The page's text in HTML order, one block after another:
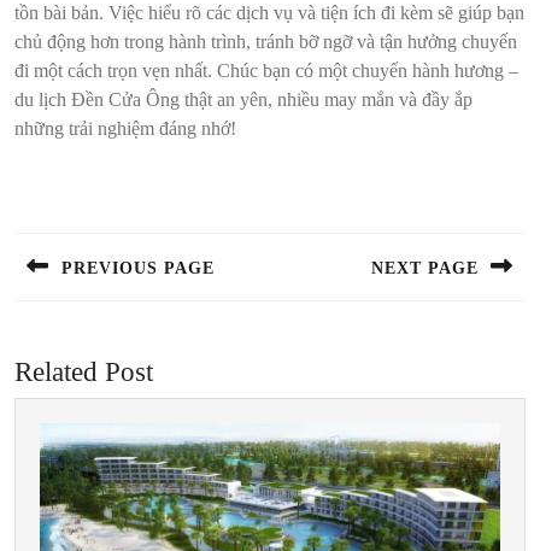
tồn bài bản. Việc hiểu rõ các dịch vụ và tiện ích đi kèm sẽ giúp bạn
chủ động hơn trong hành trình, tránh bỡ ngỡ và tận hưởng chuyến
đi một cách trọn vẹn nhất. Chúc bạn có một chuyến hành hương –
du lịch Đền Cửa Ông thật an yên, nhiều may mắn và đầy ắp
những trải nghiệm đáng nhớ!
bài
PREVIOUS PAGE NEXT PAGE
Related Post